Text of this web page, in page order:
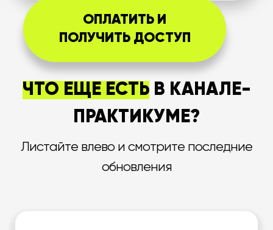
ОПЛАТИТЬ И
ПОЛУЧИТЬ ДОСТУП
ЧТО ЕЩЕ ЕСТЬВ КАНАЛЕ-
ПРАКТИКУМЕ?
Листайте влево и смотрите последние
обновления